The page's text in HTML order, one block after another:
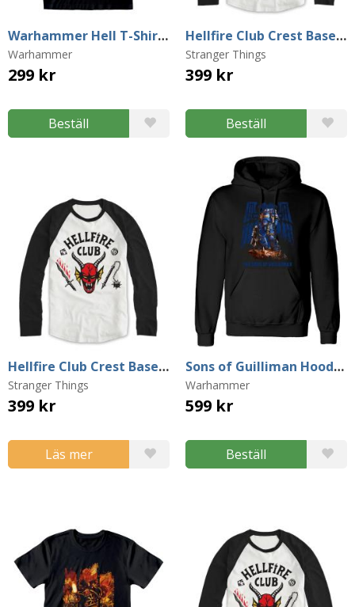
Warhammer Hell T-Shirt (Large)
Warhammer
299 kr
Beställ
Hellfire Club Crest Baseball Sweater (Large)
Stranger Things
399 kr
Beställ
Hellfire Club Crest Baseball Sweater (Medium)
Stranger Things
399 kr
Läs mer
Sons of Guilliman Hoodie (XX-Large)
Warhammer
599 kr
Beställ